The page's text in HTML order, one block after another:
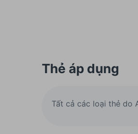
Thẻ áp dụng
Tất cả các loại thẻ do